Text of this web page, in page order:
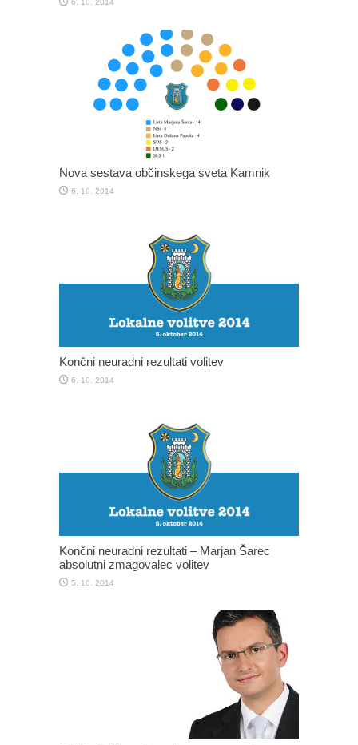
6. 10. 2014
Nova sestava občinskega sveta Kamnik
6. 10. 2014
Končni neuradni rezultati volitev
6. 10. 2014
Končni neuradni rezultati – Marjan Šarec
absolutni zmagovalec volitev
5. 10. 2014